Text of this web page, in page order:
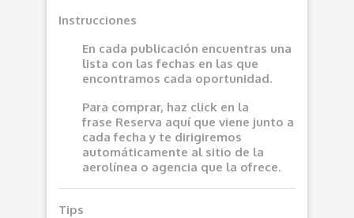
Instrucciones
En cada publicación encuentras una
lista con las fechas en las que
encontramos cada oportunidad.
Para comprar, haz click en la
frase Reserva aquí que viene junto a
cada fecha y te dirigiremos
automáticamente al sitio de la
aerolínea o agencia que la ofrece.
Tips